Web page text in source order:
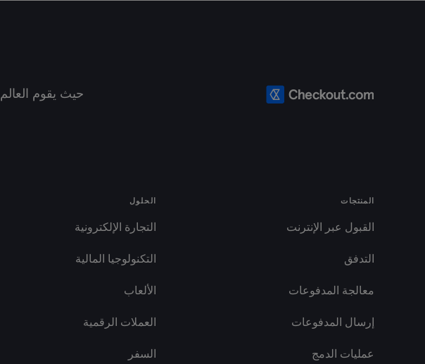
حيث يقوم العالم
المنتجات
القبول عبر الإنترنت
التدفق
معالجة المدفوعات
إرسال المدفوعات
عمليات الدمج
الحلول
التجارة الإلكترونية
التكنولوجيا المالية
الألعاب
العملات الرقمية
السفر